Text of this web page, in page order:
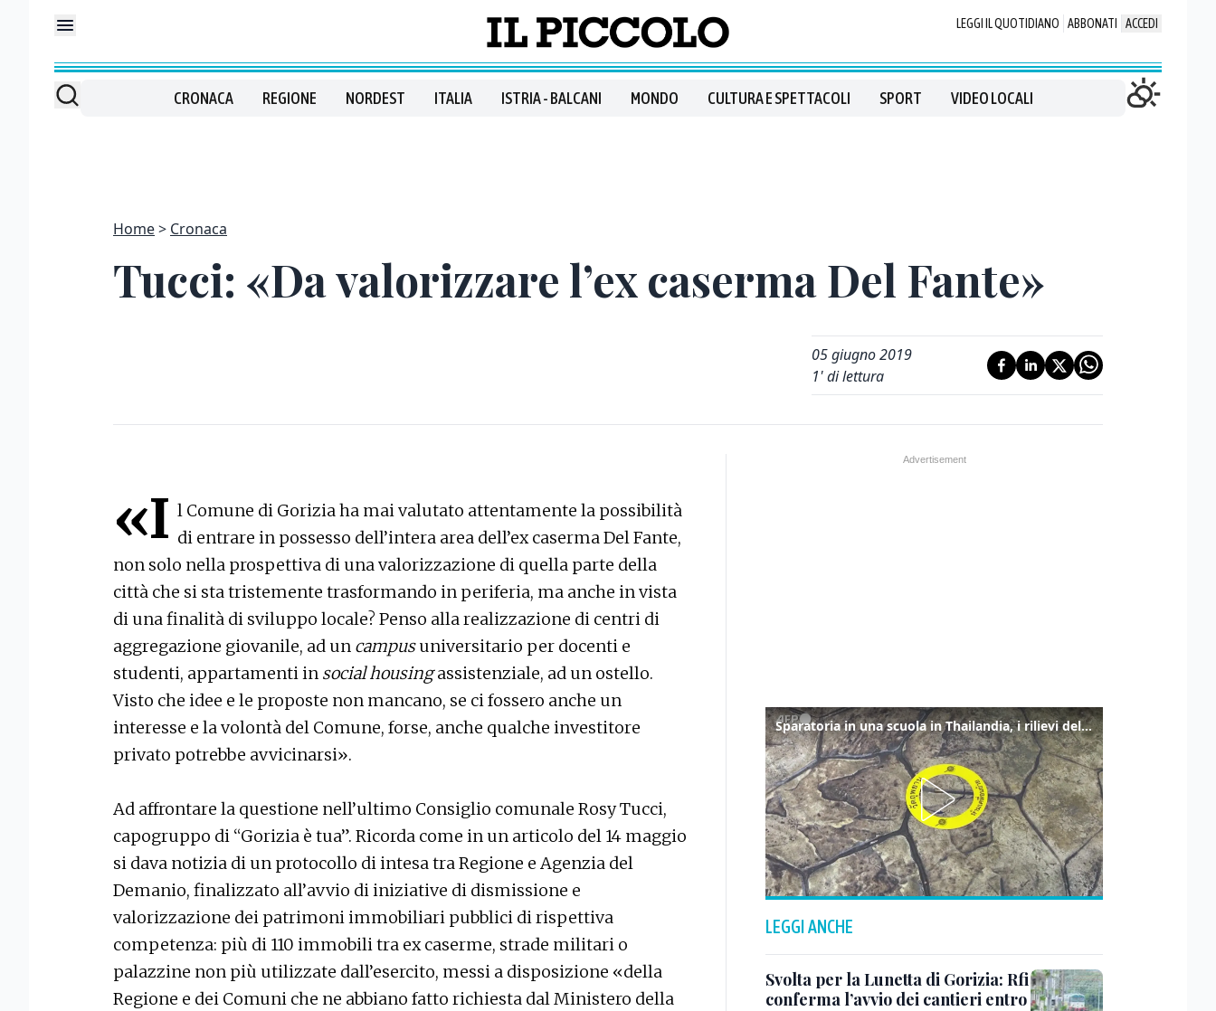
LEGGI IL QUOTIDIANO ABBONATI ACCEDI
CRONACA REGIONE NORDEST ITALIA ISTRIA - BALCANI MONDO CULTURA E SPETTACOLI SPORT VIDEO LOCALI
Home Cronaca
Tucci: «Da valorizzare l’ex caserma Del Fante»
05 giugno 2019
1' di lettura
«I l Comune di Gorizia ha mai valutato attentamente la possibilità
di entrare in possesso dell’intera area dell’ex caserma Del Fante,
non solo nella prospettiva di una valorizzazione di quella parte della
città che si sta tristemente trasformando in periferia, ma anche in vista
di una finalità di sviluppo locale? Penso alla realizzazione di centri di
aggregazione giovanile, ad un campusuniversitario per docenti e
studenti, appartamenti in social housingassistenziale, ad un ostello.
Visto che idee e le proposte non mancano, se ci fossero anche un
interesse e la volontà del Comune, forse, anche qualche investitore
privato potrebbe avvicinarsi».
Ad affrontare la questione nell’ultimo Consiglio comunale Rosy Tucci,
capogruppo di “Gorizia è tua”. Ricorda come in un articolo del 14 maggio
si dava notizia di un protocollo di intesa tra Regione e Agenzia del
Demanio, finalizzato all’avvio di iniziative di dismissione e
valorizzazione dei patrimoni immobiliari pubblici di rispettiva
competenza: più di 110 immobili tra ex caserme, strade militari o
palazzine non più utilizzate dall’esercito, messi a disposizione «della
Regione e dei Comuni che ne abbiano fatto richiesta dal Ministero della
Sparatoria in una scuola in Thailandia, i rilievi della polizia
LEGGI ANCHE
Svolta per la Lunetta di Gorizia: Rfi
conferma l’avvio dei cantieri entro